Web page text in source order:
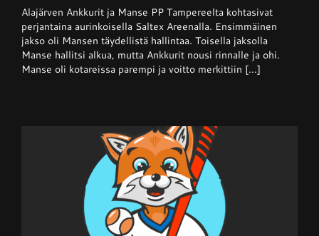
–
Ankkurit
nappasi
pisteen
hallitsevalta
mestarilta
Alajärven Ankkurit ja Manse PP Tampereelta kohtasivat
perjantaina aurinkoisella Saltex Areenalla. Ensimmäinen
jakso oli Mansen täydellistä hallintaa. Toisella jaksolla
Manse hallitsi alkua, mutta Ankkurit nousi rinnalle ja ohi.
Manse oli kotareissa parempi ja voitto merkittiin [...]